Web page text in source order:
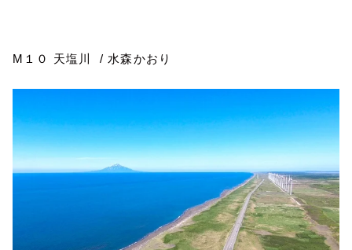
M １０ 天塩川 / 水森かおり